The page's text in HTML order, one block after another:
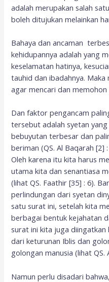
adalah merupakan salah
boleh ditujukan melainkan
Bahaya dan ancaman
kehidupannya adalah yang
keselamatan hatinya,
tauhid dan ibadahnya. Maka
agar mencari dan
Dan faktor pengancam
tersebut adalah syetan
bebuyutan terbesar dan
beriman (QS. Al Baqarah [2]
Oleh karena itu kita harus
utama kita dan senantiasa
(lihat QS. Faathir [35] : 6).
perlindungan dari syetan
satu surat ini, setelah kita
berbagai bentuk kejahatan
surat ini kita juga
dari keturunan Iblis dan
golongan manusia (lihat QS.
Namun perlu disadari